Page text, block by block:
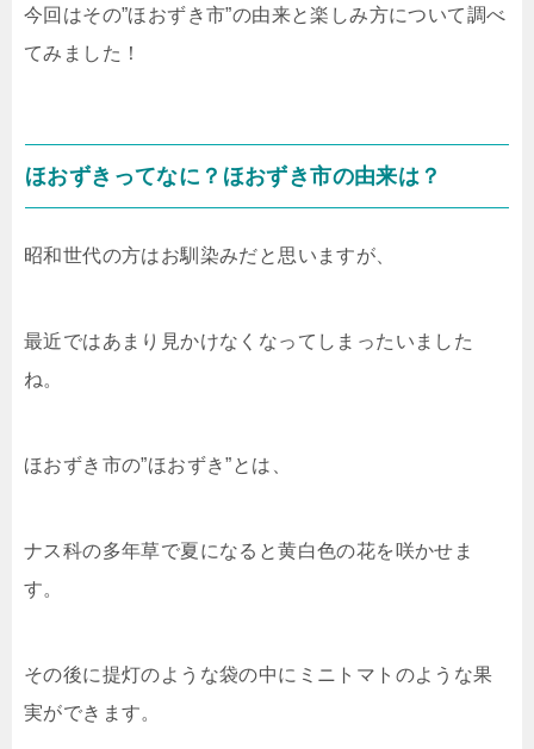
今回はその”ほおずき市”の由来と楽しみ方について調べ
てみました！
ほおずきってなに？ほおずき市の由来は？
昭和世代の方はお馴染みだと思いますが、
最近ではあまり見かけなくなってしまったいました
ね。
ほおずき市の”ほおずき”とは、
ナス科の多年草で夏になると黄白色の花を咲かせま
す。
その後に提灯のような袋の中にミニトマトのような果
実ができます。